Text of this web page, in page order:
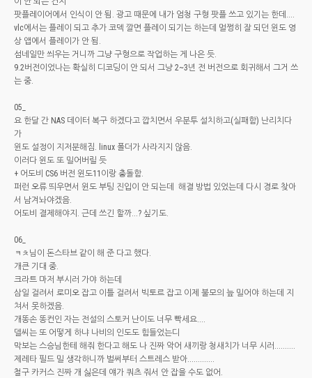
팟플레이어에서 인식이 안 됨. 광고 때문에 내가 엄청 구형 팟플 쓰고 있기는 한데....
vlc에서는 플레이 되고 추가 코덱 깔면 플레이 되기는 하는데 멀쩡히 잘 되던 윈도 영
상 앱에서 플레이가 안 됨.
섬네일만 씌우는 거니까 그냥 구형으로 작업하는 게 나은 듯.
9.2버전이었나는 확실히 디코딩이 안 되서 그냥 2~3년 전 버전으로 회귀해서 그거 쓰
는 중.
05_
요 한달 간 NAS 데이터 복구 하겠다고 깝치면서 우분투 설치하고(실패함) 난리치다
가
윈도 설정이 지저분해짐. linux 폴더가 사라지지 않음.
이러다 윈도 또 밀어버릴 듯
+ 어도비 CS6 버전 윈도11이랑 충돌함.
퍼런 오류 띄우면서 윈도 부팅 진입이 안 되는데 해결 방법 있었는데 다시 경로 찾아
서 남겨놔야겠음.
어도비 결제해야지. 근데 쓰긴 할까...? 싶기도.
06_
ㅋㅊ님이 돈스타브 같이 해 준 다고 했다.
개큰 기대 중.
크라트 마저 부시러 가야 하는데
삼일 걸려서 로미오 잡고 이틀 걸려서 빅토르 잡고 이제 불모의 늪 밀어야 하는데 지
쳐서 못하겠음.
개똥손 똥컨인 자는 전설의 스토커 난이도 너무 빡세요....
델씨는 또 어떻게 하냐 나비의 인도도 힘들었는디
막보는 스승님한테 해줘 한다고 해도 나 진짜 악어 새끼랑 청새치가 너무 시러..........
제레타 필드 밀 생각하니까 벌써부터 스트레스 받아.............
철구 카커스 진짜 개 싫은데 얘가 쿼츠 줘서 안 잡을 수도 없어.